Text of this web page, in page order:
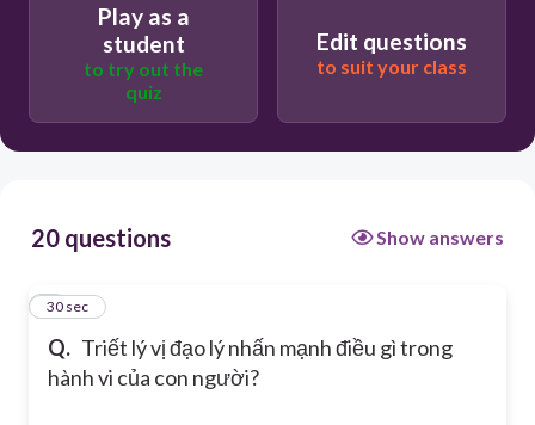
Quyền lực và thành công là mục tiêu
Play as a
student
to try out the
quiz
Edit questions
to suit your class
20 questions Show answers
Q. Triết lý vị đạo lý nhấn mạnh điều gì trong
hành vi của con người?
1
30 sec